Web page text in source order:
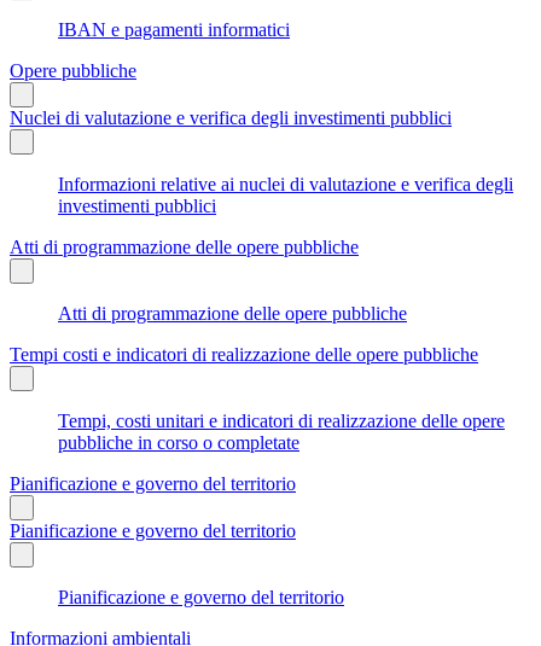
IBAN e pagamenti informatici
Opere pubbliche
Nuclei di valutazione e verifica degli investimenti pubblici
Informazioni relative ai nuclei di valutazione e verifica degli
investimenti pubblici
Atti di programmazione delle opere pubbliche
Atti di programmazione delle opere pubbliche
Tempi costi e indicatori di realizzazione delle opere pubbliche
Tempi, costi unitari e indicatori di realizzazione delle opere
pubbliche in corso o completate
Pianificazione e governo del territorio
Pianificazione e governo del territorio
Pianificazione e governo del territorio
Informazioni ambientali